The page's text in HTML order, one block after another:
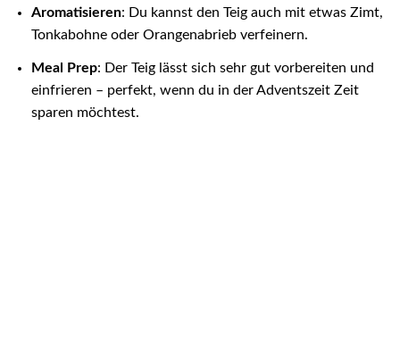
Aromatisieren: Du kannst den Teig auch mit etwas Zimt,
Tonkabohne oder Orangenabrieb verfeinern.
Meal Prep: Der Teig lässt sich sehr gut vorbereiten und
einfrieren – perfekt, wenn du in der Adventszeit Zeit
sparen möchtest.